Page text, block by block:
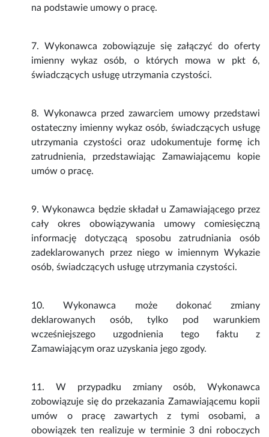
na podstawie umowy o pracę.
7. Wykonawca zobowiązuje się załączyć do oferty
imienny wykaz osób, o których mowa w pkt 6,
świadczących usługę utrzymania czystości.
8. Wykonawca przed zawarciem umowy przedstawi
ostateczny imienny wykaz osób, świadczących usługę
utrzymania czystości oraz udokumentuje formę ich
zatrudnienia, przedstawiając Zamawiającemu kopie
umów o pracę.
9. Wykonawca będzie składał u Zamawiającego przez
cały okres obowiązywania umowy comiesięczną
informację dotyczącą sposobu zatrudniania osób
zadeklarowanych przez niego w imiennym Wykazie
osób, świadczących usługę utrzymania czystości.
10. Wykonawca może dokonać zmiany
deklarowanych osób, tylko pod warunkiem
wcześniejszego uzgodnienia tego faktu z
Zamawiającym oraz uzyskania jego zgody.
11. W przypadku zmiany osób, Wykonawca
zobowiązuje się do przekazania Zamawiającemu kopii
umów o pracę zawartych z tymi osobami, a
obowiązek ten realizuje w terminie 3 dni roboczych